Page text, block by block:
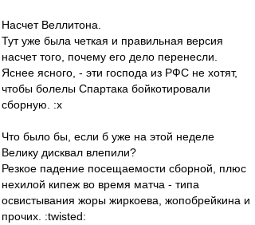
Насчет Веллитона.
Тут уже была четкая и правильная версия
насчет того, почему его дело перенесли.
Яснее ясного, - эти господа из РФС не хотят,
чтобы болелы Спартака бойкотировали
сборную. :x
Что было бы, если б уже на этой неделе
Велику дисквал влепили?
Резкое падение посещаемости сборной, плюс
нехилой кипеж во время матча - типа
освистывания жоры жиркоева, жопобрейкина и
прочих. :twisted: